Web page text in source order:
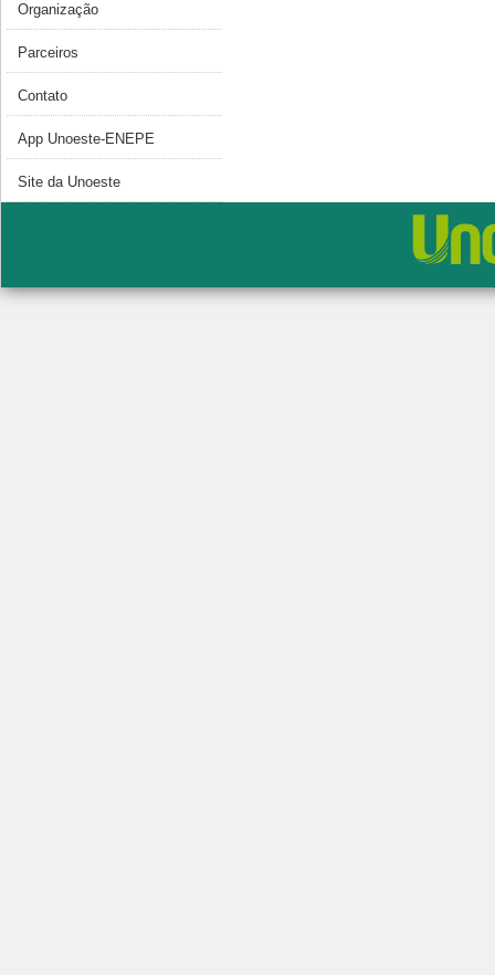
Organização
Parceiros
Contato
App Unoeste-ENEPE
Site da Unoeste